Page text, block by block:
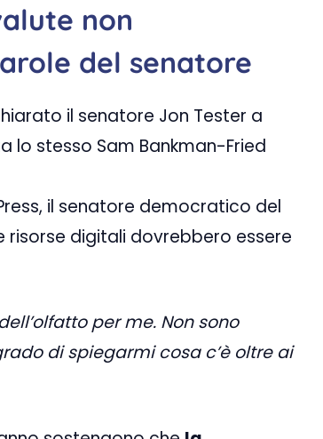
non
del senatore
il senatore Jon Tester a
lo stesso Sam Bankman-Fried
il senatore democratico del
digitali dovrebbero essere
per me. Non sono
di spiegarmi cosa c’è oltre ai